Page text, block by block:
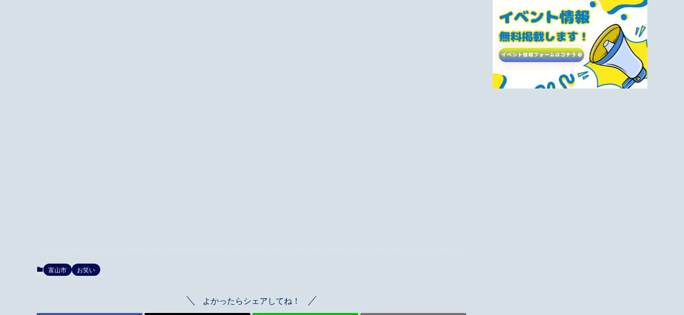
富山市 お笑い
よかったらシェアしてね！